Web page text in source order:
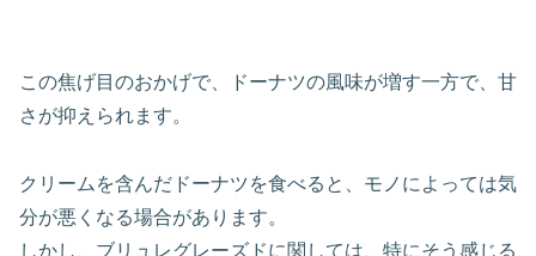
この焦げ目のおかげで、ドーナツの風味が増す一方で、甘
さが抑えられます。
クリームを含んだドーナツを食べると、モノによっては気
分が悪くなる場合があります。
しかし、ブリュレグレーズドに関しては、特にそう感じる